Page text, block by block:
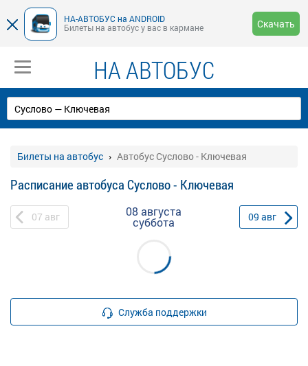
НА-АВТОБУС на ANDROID
Билеты на автобус у вас в кармане
Скачать
НА АВТОБУС
Билеты на автобус Автобус Суслово - Ключевая
Расписание автобуса Суслово - Ключевая
07 авг 08 августа
суббота 09 авг
Служба поддержки